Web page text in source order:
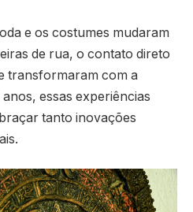
e os costumes mudaram
de rua, o contato direto
transformaram com a
essas experiências
tanto inovações